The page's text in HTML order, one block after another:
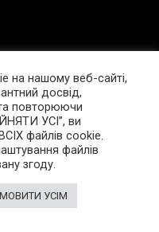
linkedin
на нашому веб-сайті,
досвід,
повторюючи
УСІ”, ви
файлів cookie.
файлів
згоду.
УСІМ